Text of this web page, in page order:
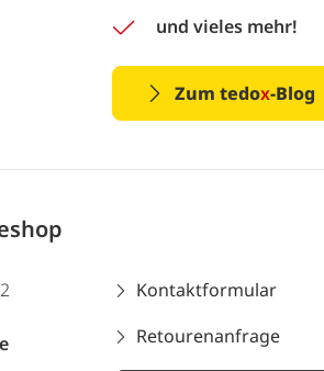
und vieles mehr!
Zum tedox-Blog
Kontaktformular
Retourenanfrage